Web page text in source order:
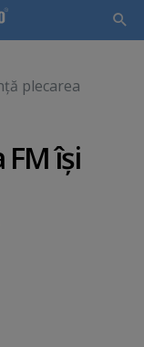
plecarea
îşi